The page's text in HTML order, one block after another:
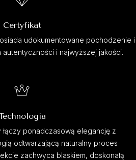
Certyfikat
udokumentowane pochodzenie i
autentyczności i najwyższej jakości.
łączy ponadczasową elegancję z
odtwarzającą naturalny proces
zachwyca blaskiem, doskonałą